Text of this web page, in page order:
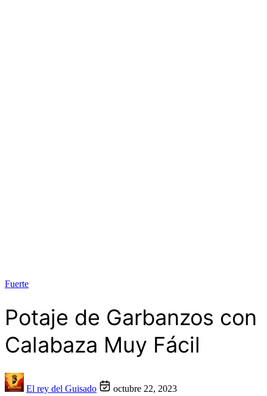
Fuerte
Potaje de Garbanzos con
Calabaza Muy Fácil
El rey del Guisado octubre 22, 2023